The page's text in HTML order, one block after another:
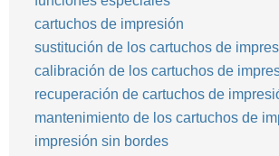
cartuchos de impresión
sustitución de los cartuchos de
calibración de los cartuchos de
recuperación de cartuchos de
mantenimiento de los cartuchos de
impresión sin bordes